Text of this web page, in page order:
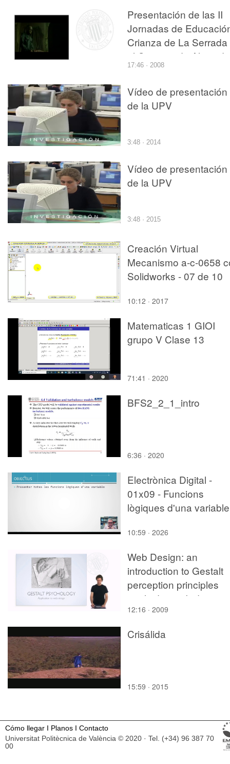
Presentación de las II
Jornadas de
Crianza de La Serrada
el Campus de Alcoy
UPV
17:46 · 2008
Vídeo de presentación
de la UPV
3:48 · 2014
Vídeo de presentación
de la UPV
3:48 · 2015
Creación Virtual
Mecanismo a-c-0658
Solidworks - 07 de 10
10:12 · 2017
Matematicas 1 GIOI
grupo V Clase 13
71:41 · 2020
BFS2_2_1_intro
6:36 · 2020
Electrònica Digital -
01x09 - Funcions
lògiques d'una variable
10:59 · 2026
Web Design: an
introduction to Gestalt
perception principles
applied to web design
12:16 · 2009
Crisálida
15:59 · 2015
Cómo llegar I Planos I Contacto
Universitat Politècnica de València © 2020 · Tel. (+34) 96 387 70
00